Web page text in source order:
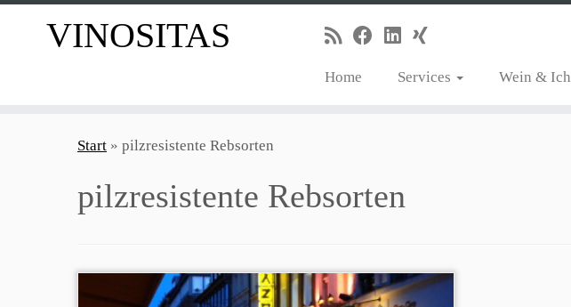
VINOSITAS
Home Services Wein & Ich
Start » pilzresistente Rebsorten
pilzresistente Rebsorten